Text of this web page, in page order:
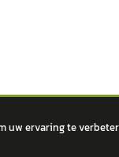
uw ervaring te